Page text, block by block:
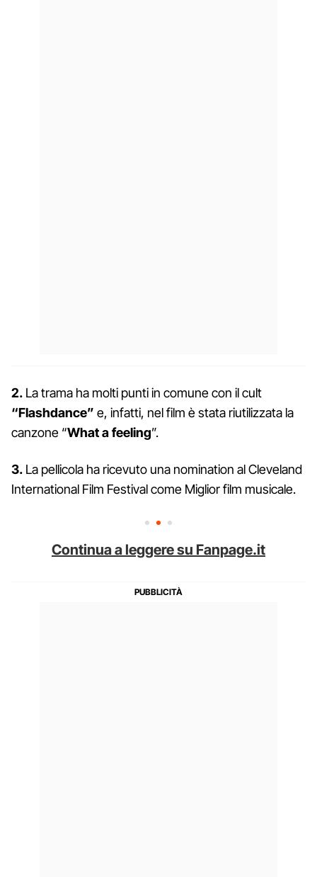
2. La trama ha molti punti in comune con il cult
“Flashdance” e, infatti, nel film è stata riutilizzata la
canzone “What a feeling”.
3. La pellicola ha ricevuto una nomination al Cleveland
International Film Festival come Miglior film musicale.
Continua a leggere su Fanpage.it